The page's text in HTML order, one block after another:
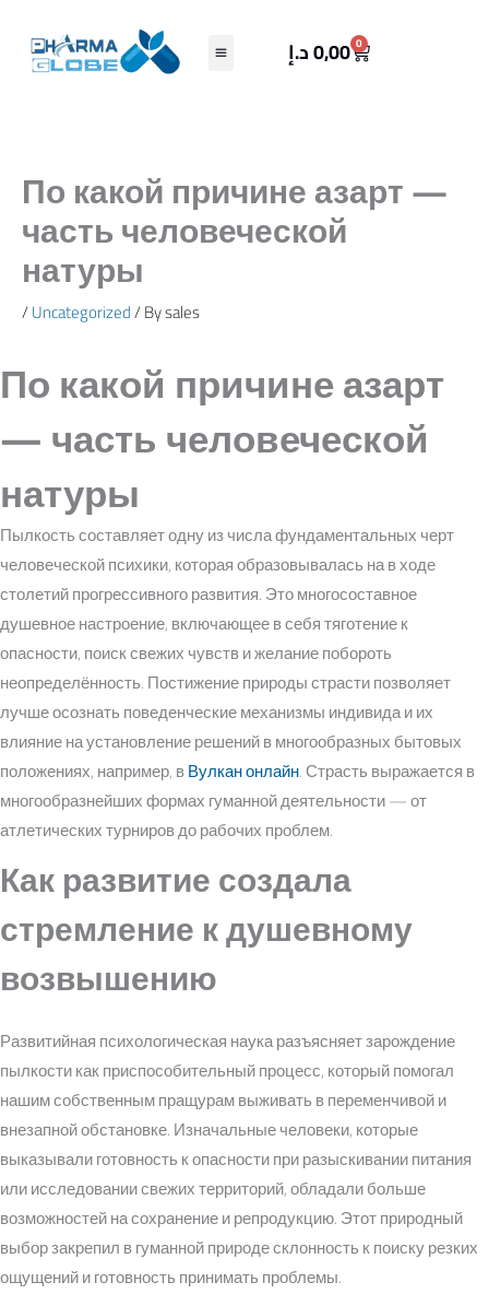
content
0,00د.إ 0
Cart
По какой причине азарт —
часть человеческой
натуры
/Uncategorized/ Bysales
По какой причине азарт
— часть человеческой
натуры
Пылкость составляет одну из числа фундаментальных черт
человеческой психики, которая образовывалась на в ходе
столетий прогрессивного развития. Это многосоставное
душевное настроение, включающее в себя тяготение к
опасности, поиск свежих чувств и желание побороть
неопределённость. Постижение природы страсти позволяет
лучше осознать поведенческие механизмы индивида и их
влияние на установление решений в многообразных бытовых
положениях, например, вВулкан онлайн. Страсть выражается в
многообразнейших формах гуманной деятельности — от
атлетических турниров до рабочих проблем.
Как развитие создала
стремление к душевному
возвышению
Развитийная психологическая наука разъясняет зарождение
пылкости как приспособительный процесс, который помогал
нашим собственным пращурам выживать в переменчивой и
внезапной обстановке. Изначальные человеки, которые
выказывали готовность к опасности при разыскивании питания
или исследовании свежих территорий, обладали больше
возможностей на сохранение и репродукцию. Этот природный
выбор закрепил в гуманной природе склонность к поиску резких
ощущений и готовность принимать проблемы.